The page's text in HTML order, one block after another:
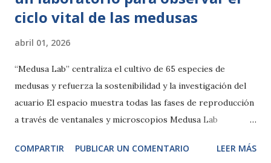
ciclo vital de las medusas
abril 01, 2026
“Medusa Lab” centraliza el cultivo de 65 especies de
medusas y refuerza la sostenibilidad y la investigación del
acuario El espacio muestra todas las fases de reproducción
a través de ventanales y microscopios Medusa Lab
la sostenibilidad del acuario València, 1 de abril de 2026-. El
COMPARTIR PUBLICAR UN COMENTARIO LEER MÁS